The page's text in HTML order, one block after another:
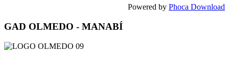
Powered by Phoca Download
GAD OLMEDO - MANABÍ